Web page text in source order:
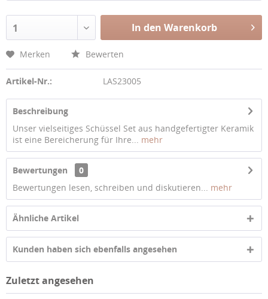
1 In den Warenkorb
Merken Bewerten
Artikel-Nr.: LAS23005
Beschreibung
Unser vielseitiges Schüssel Set aus handgefertigter Keramik
ist eine Bereicherung für Ihre... mehr
Bewertungen
0
Bewertungen lesen, schreiben und diskutieren... mehr
Ähnliche Artikel
Kunden haben sich ebenfalls angesehen
Zuletzt angesehen